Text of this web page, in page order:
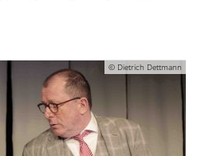
© Dietrich Dettmann